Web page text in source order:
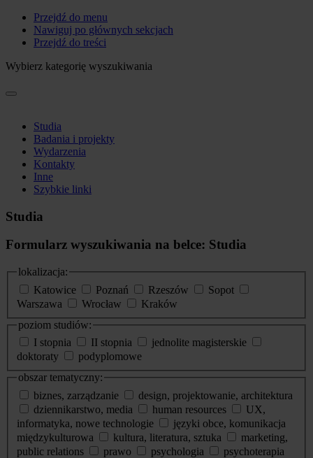
Przejdź do menu
Nawiguj po głównych sekcjach
Przejdź do treści
Wybierz kategorię wyszukiwania
Studia
Badania i projekty
Wydarzenia
Kontakty
Inne
Szybkie linki
Studia
Formularz wyszukiwania na belce: Studia
lokalizacja:
Katowice
Poznań Rzeszów
Sopot
Warszawa
Wrocław
Kraków
poziom studiów:
I stopnia
II stopnia
jednolite magisterskie
doktoraty
podyplomowe
obszar tematyczny:
biznes, zarządzanie
design, projektowanie, architektura
dziennikarstwo, media
human resources
UX,
informatyka, nowe technologie
języki obce, komunikacja
międzykulturowa
kultura, literatura, sztuka
marketing,
public relations
prawo psychologia
psychoterapia